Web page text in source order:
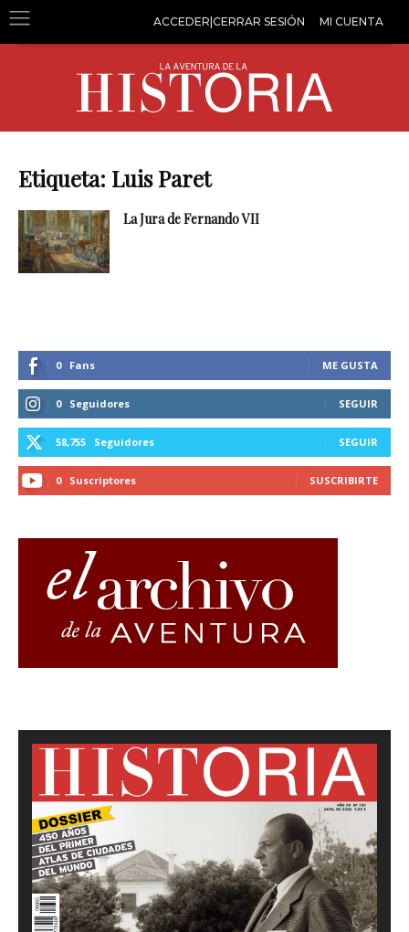
ACCEDER|CERRAR SESIÓN MI CUENTA
Etiqueta: Luis Paret
La Jura de Fernando VII
0 Fans ME GUSTA
0 Seguidores SEGUIR
58,755 Seguidores SEGUIR
0 Suscriptores SUSCRIBIRTE